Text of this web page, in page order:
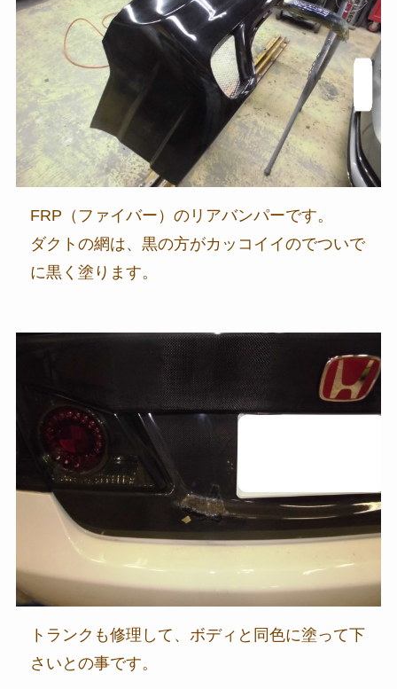
FRP（ファイバー）のリアバンパーです。
ダクトの網は、黒の方がカッコイイのでついで
に黒く塗ります。
トランクも修理して、ボディと同色に塗って下
さいとの事です。